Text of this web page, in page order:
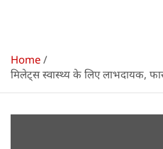
Home
मिलेट्स स्वास्थ्य के लिए लाभदायक,